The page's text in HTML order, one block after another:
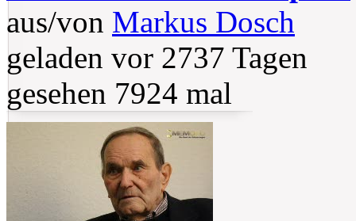
aus/von Markus Dosch
geladen vor 2737 Tagen
gesehen 7924 mal